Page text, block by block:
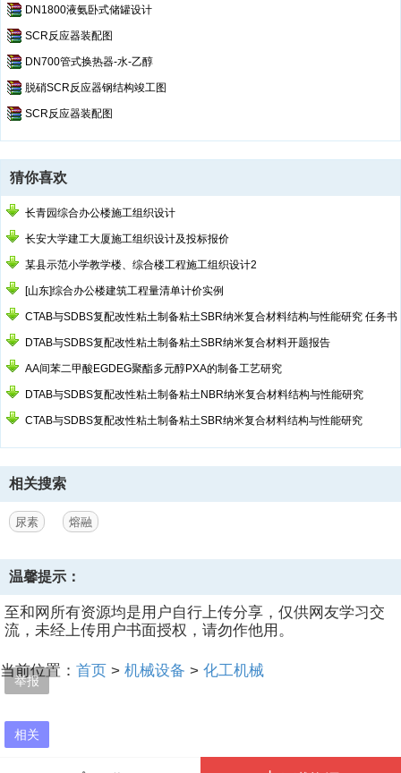
相关
举报
DN1800液氨卧式储罐设计
SCR反应器装配图
DN700管式换热器-水-乙醇
脱硝SCR反应器钢结构竣工图
SCR反应器装配图
猜你喜欢
长青园综合办公楼施工组织设计
长安大学建工大厦施工组织设计及投标报价
某县示范小学教学楼、综合楼工程施工组织设计2
[山东]综合办公楼建筑工程量清单计价实例
CTAB与SDBS复配改性粘土制备粘土SBR纳米复合材料结构与性能研究 任务书
DTAB与SDBS复配改性粘土制备粘土SBR纳米复合材料开题报告
AA间苯二甲酸EGDEG聚酯多元醇PXA的制备工艺研究
DTAB与SDBS复配改性粘土制备粘土NBR纳米复合材料结构与性能研究
CTAB与SDBS复配改性粘土制备粘土SBR纳米复合材料结构与性能研究
相关搜索
尿素 熔融
温馨提示：
至和网所有资源均是用户自行上传分享，仅供网友学习交
流，未经上传用户书面授权，请勿作他用。
当前位置： 首页 > 机械设备 > 化工机械